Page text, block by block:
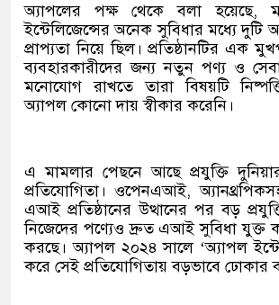
অ্যাপলের পক্ষ থেকে বলা হয়েছে,
ইন্টেলিজেন্সের অনেক সুবিধার মধ্যে দুটি
প্রাপ্যতা নিয়ে ছিল। প্রতিষ্ঠানটির এক
ব্যবহারকারীদের জন্য নতুন পণ্য ও
মনোযোগ রাখতে তারা বিষয়টি
অ্যাপল কোনো দায় স্বীকার করেনি।
এ মামলার পেছনে আছে প্রযুক্তি
প্রতিযোগিতা। ওপেনএআই,
এআই প্রতিষ্ঠানের উত্থানের পর বড়
নিজেদের পণ্যেও দ্রুত এআই সুবিধা যুক্ত
করছে। অ্যাপল ২০২৪ সালে ‘অ্যাপল
করে সেই প্রতিযোগিতায় বড়ভাবে ঢোকার